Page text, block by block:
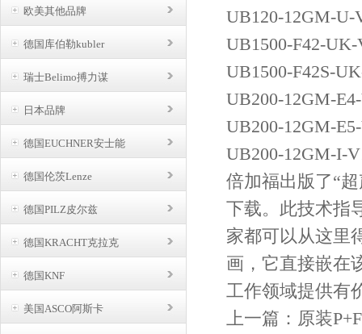
欧美其他品牌
德国库伯勒kubler
瑞士Belimo搏力谋
日本品牌
德国EUCHNER安士能
德国伦茨Lenze
德国PILZ皮尔兹
德国KRACHT克拉克
德国KNF
美国ASCO阿斯卡
UB120-12GM-U-
UB1500-F42-UK-
UB1500-F42S-
UB200-12GM-
UB200-12GM-
UB200-12GM-I-
倍加福出版了“
下载。此技术指
家都可以从这里
画，它直接嵌在
工作领域提供有
上一篇： 原装